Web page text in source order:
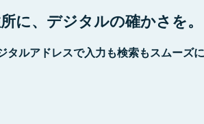
に、デジタルの確かさを。
タルアドレスで入力も検索もスムーズ